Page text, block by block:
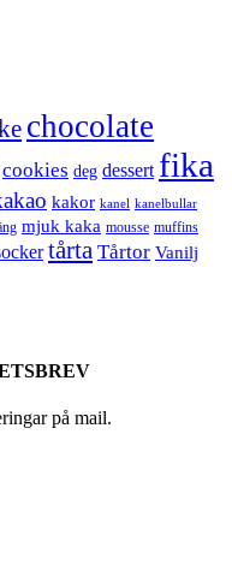
chocolate
cookies deg dessert fika
kakor kanel kanelbullar
mjuk kaka mousse muffins
tårta Tårtor Vanilj
på mail.